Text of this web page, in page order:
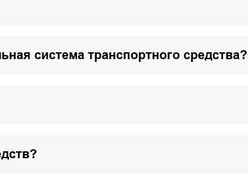
система транспортного средства?